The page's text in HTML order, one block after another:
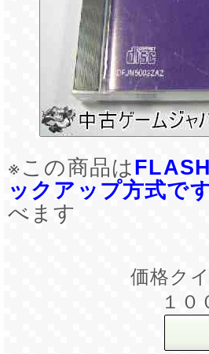
※この商品は
ックアップ方式で
べます
価格ク
１０